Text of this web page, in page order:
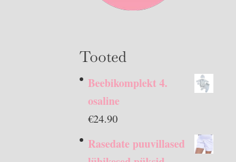
Tooted
Beebikomplekt 4.
osaline
€24.90
Rasedate puuvillased